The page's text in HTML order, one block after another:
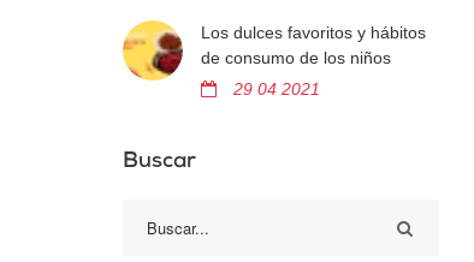
Los dulces favoritos y hábitos
de consumo de los niños
29 04 2021
Buscar